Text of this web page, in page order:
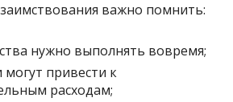
важно помнить:
нужно выполнять вовремя;
могут привести к
расходам;